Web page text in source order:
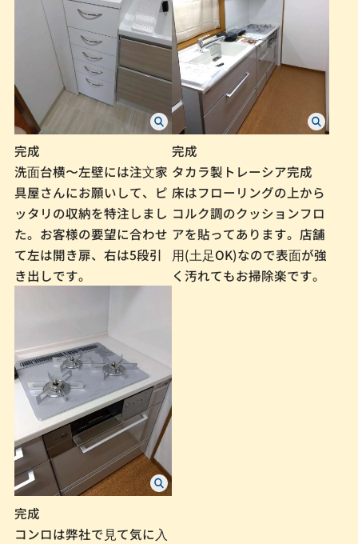
完成
洗⾯台横〜左壁には注⽂家
具屋さんにお願いして、ピ
ッタリの収納を特注しまし
た。お客様の要望に合わせ
て左は開き扉、右は5段引
き出しです。
完成
タカラ製トレーシア完成
床はフローリングの上から
コルク調のクッションフロ
アを貼ってあります。店舗
⽤(⼟⾜OK)なので表⾯が強
く汚れてもお掃除楽です。
完成
コンロは弊社で⾒て気に⼊